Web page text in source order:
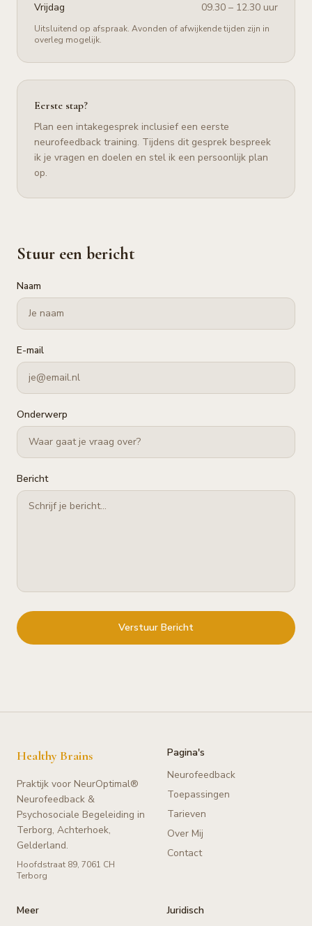
Vrijdag
09.30 – 12.30 uur
Uitsluitend op afspraak. Avonden of afwijkende tijden zijn in
overleg mogelijk.
Eerste stap?
Plan een intakegesprek inclusief een eerste
neurofeedback training. Tijdens dit gesprek bespreek
ik je vragen en doelen en stel ik een persoonlijk plan
op.
Stuur een bericht
Naam
E-mail
Onderwerp
Bericht
Verstuur Bericht
Healthy Brains
Praktijk voor NeurOptimal®
Neurofeedback &
Psychosociale Begeleiding in
Terborg, Achterhoek,
Gelderland.
Hoofdstraat 89, 7061 CH
Terborg
Pagina's
Neurofeedback
Toepassingen
Tarieven
Over Mij
Contact
Meer Juridisch